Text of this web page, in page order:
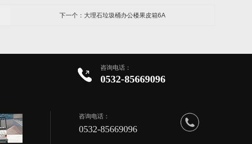
下一个：大理石垃圾桶办公楼果皮箱6A
咨询电话：
0532-85669096
咨询电话：
0532-85669096